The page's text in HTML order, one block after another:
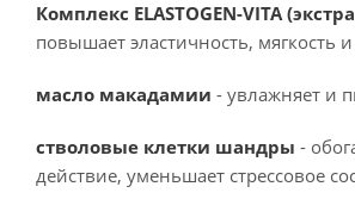
Комплекс ELASTOGEN-VITA
повышает эластичность, мягкость
масло макадамии - увлажняет и
стволовые клетки шандры -
действие, уменьшает стрессовое